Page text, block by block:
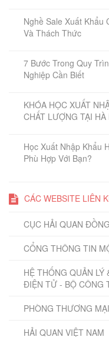
Nghề Sale Xuất Khẩu
Và Thách Thức
7 Bước Trong Quy
Nghiệp Cần Biết
KHÓA HỌC XUẤT
CHẤT LƯỢNG TẠI HÀ
Học Xuất Nhập Khẩu
Phù Hợp Với Bạn?
CÁC WEBSITE LIÊN
CỤC HẢI QUAN
CỔNG THÔNG TIN
HỆ THỐNG QUẢN LÝ
ĐIỆN TỬ - BỘ CÔNG
PHÒNG THƯƠNG
HẢI QUAN VIỆT NAM